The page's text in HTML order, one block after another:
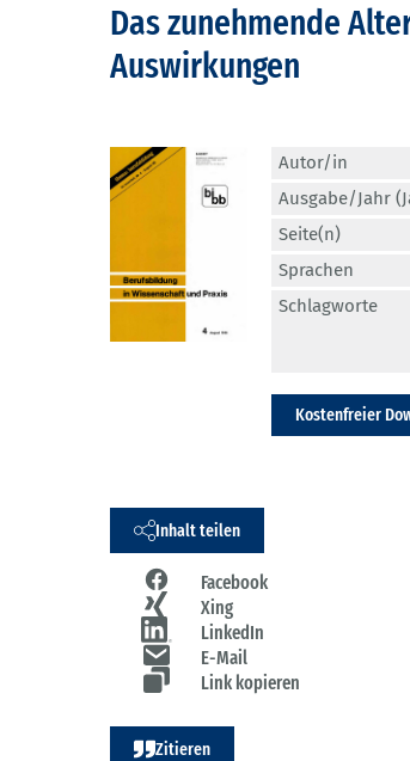
Das zunehmende
Auswirkungen
Autor/in
Ausgabe/Jahr
Seite(n)
Sprachen
Schlagworte
Kostenfreier
Inhalt teilen
Facebook
Xing
LinkedIn
E-Mail
Link kopieren
Zitieren